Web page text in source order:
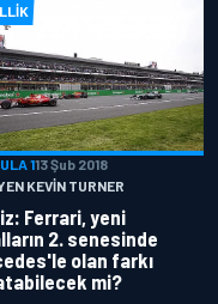
113 Şub 2018
KEVIN TURNER
Ferrari, yeni
2. senesinde
olan farkı
mi?